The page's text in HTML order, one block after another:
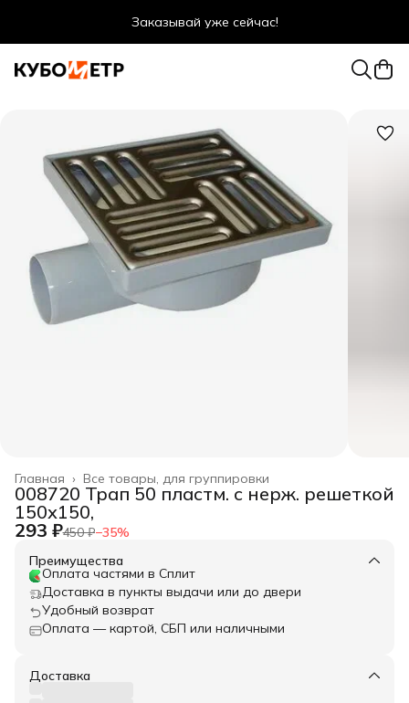
Заказывай уже сейчас!
Оптовые цены даже для физ. лиц
Все товары, для группировки
Главная ›
008720 Трап 50 пластм. с нерж. решеткой
150х150,
293 ₽450 ₽−35%
Преимущества
Оплата частями в Сплит
Доставка в пункты выдачи или до двери
Удобный возврат
Оплата — картой, СБП или наличными
Доставка